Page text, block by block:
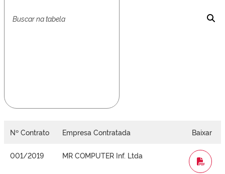
Nº Contrato Empresa Contratada Baixar
001/2019 MR COMPUTER Inf. Ltda
WORD